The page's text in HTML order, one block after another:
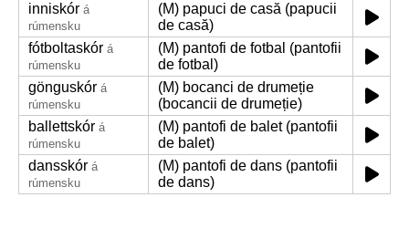
inniskór á
rúmensku
(M) papuci de casă (papucii
de casă)
fótboltaskór á
rúmensku
(M) pantofi de fotbal (pantofii
de fotbal)
gönguskór á
rúmensku
(M) bocanci de drumeție
(bocancii de drumeție)
ballettskór á
rúmensku
(M) pantofi de balet (pantofii
de balet)
dansskór á
rúmensku
(M) pantofi de dans (pantofii
de dans)